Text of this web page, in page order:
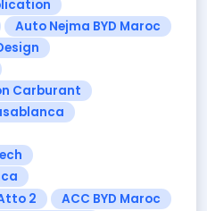
Auto Nejma BYD Maroc
Carburant
2
ACC BYD Maroc